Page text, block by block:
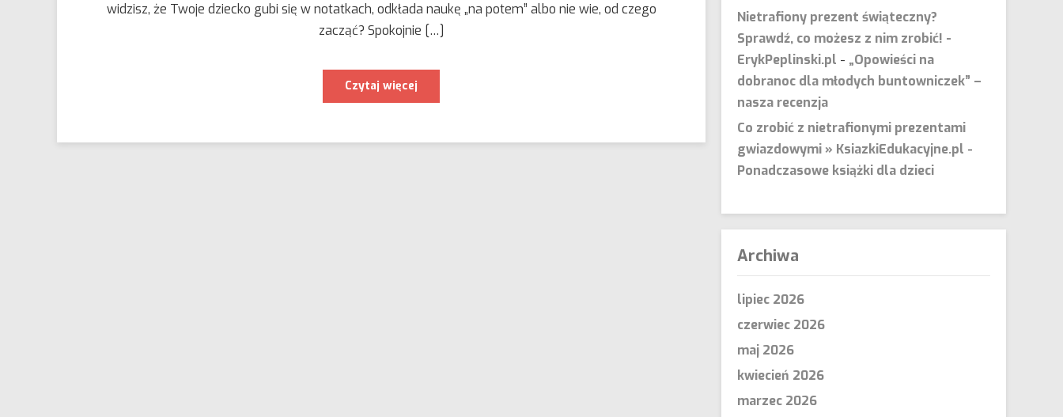
widzisz, że Twoje dziecko gubi się w notatkach, odkłada naukę „na potem” albo nie wie, od czego
zacząć? Spokojnie […]
Czytaj więcej
dziecku
przed
Nietrafiony prezent świąteczny?
Sprawdź, co możesz z nim zrobić! -
ErykPeplinski.pl - „Opowieści na
dobranoc dla młodych buntowniczek” –
nasza recenzja
Co zrobić z nietrafionymi prezentami
gwiazdowymi » KsiazkiEdukacyjne.pl -
Ponadczasowe książki dla dzieci
Archiwa
lipiec 2026
czerwiec 2026
maj 2026
kwiecień 2026
marzec 2026